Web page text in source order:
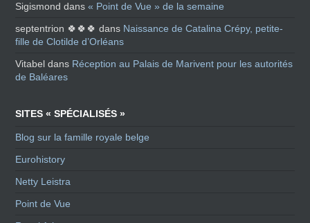
Sigismond dans« Point de Vue » de la semaine
septentrion 🍀🍀🍀 dans Naissance de Catalina Crépy, petite-
fille de Clotilde d’Orléans
Vitabel dans Réception au Palais de Marivent pour les autorités
de Baléares
SITES « SPÉCIALISÉS »
Blog sur la famille royale belge
Eurohistory
Netty Leistra
Point de Vue